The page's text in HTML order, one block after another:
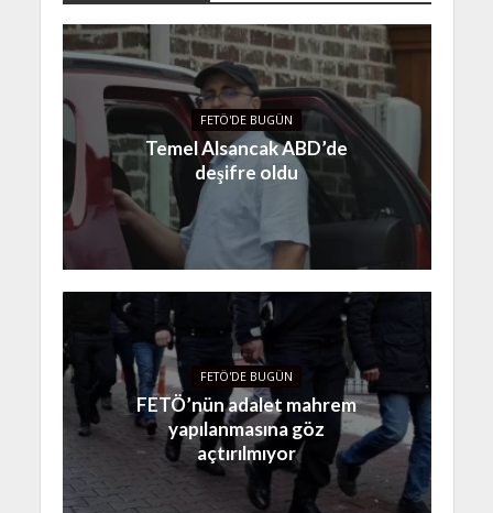
FETÖ'DE BUGÜN
Temel Alsancak ABD’de
deşifre oldu
FETÖ'DE BUGÜN
FETÖ’nün adalet mahrem
yapılanmasına göz
açtırılmıyor